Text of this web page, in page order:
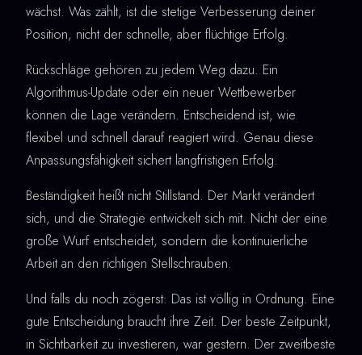
wächst. Was zählt, ist die stetige Verbesserung deiner
Position, nicht der schnelle, aber flüchtige Erfolg.
Rückschläge gehören zu jedem Weg dazu. Ein
Algorithmus-Update oder ein neuer Wettbewerber
können die Lage verändern. Entscheidend ist, wie
flexibel und schnell darauf reagiert wird. Genau diese
Anpassungsfähigkeit sichert langfristigen Erfolg.
Beständigkeit heißt nicht Stillstand. Der Markt verändert
sich, und die Strategie entwickelt sich mit. Nicht der eine
große Wurf entscheidet, sondern die kontinuierliche
Arbeit an den richtigen Stellschrauben.
Und falls du noch zögerst: Das ist völlig in Ordnung. Eine
gute Entscheidung braucht ihre Zeit. Der beste Zeitpunkt,
in Sichtbarkeit zu investieren, war gestern. Der zweitbeste